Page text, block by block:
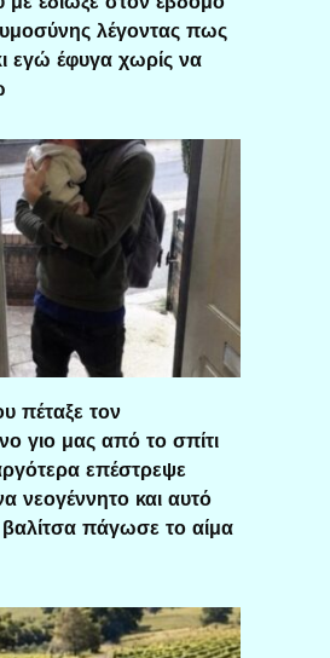
λέγοντας πως
εγώ έφυγα χωρίς να
πέταξε τον
γιο μας από το σπίτι
επέστρεψε
νεογέννητο και αυτό
πάγωσε το αίμα